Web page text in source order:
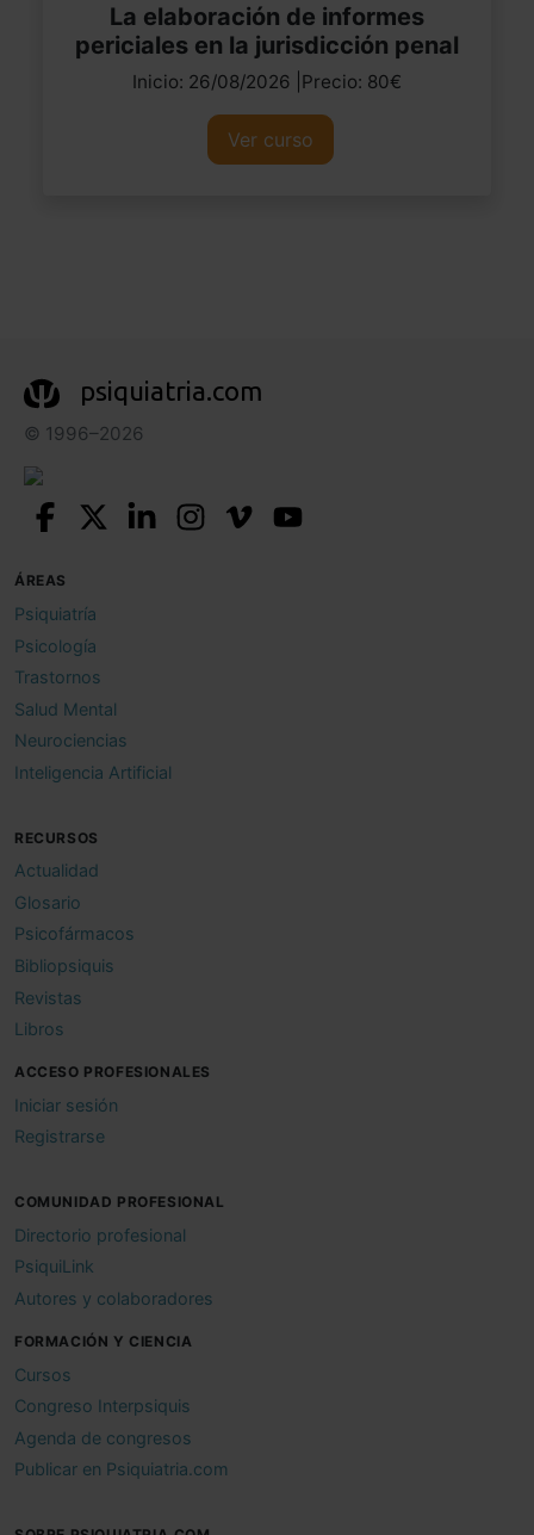
La elaboración de informes
periciales en la jurisdicción penal
Inicio: 26/08/2026 |Precio: 80€
Ver curso
psiquiatria.com
© 1996–2026
ÁREAS
Psiquiatría
Psicología
Trastornos
Salud Mental
Neurociencias
Inteligencia Artificial
RECURSOS
Actualidad
Glosario
Psicofármacos
Bibliopsiquis
Revistas
Libros
ACCESO PROFESIONALES
Iniciar sesión
Registrarse
COMUNIDAD PROFESIONAL
Directorio profesional
PsiquiLink
Autores y colaboradores
FORMACIÓN Y CIENCIA
Cursos
Congreso Interpsiquis
Agenda de congresos
Publicar en Psiquiatria.com